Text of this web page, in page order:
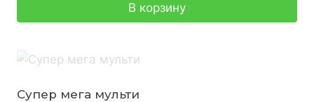
В корзину
Супер мега мульти